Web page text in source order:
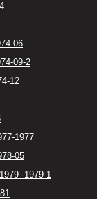
06
09-2
12
1977
05
1979--1979-1